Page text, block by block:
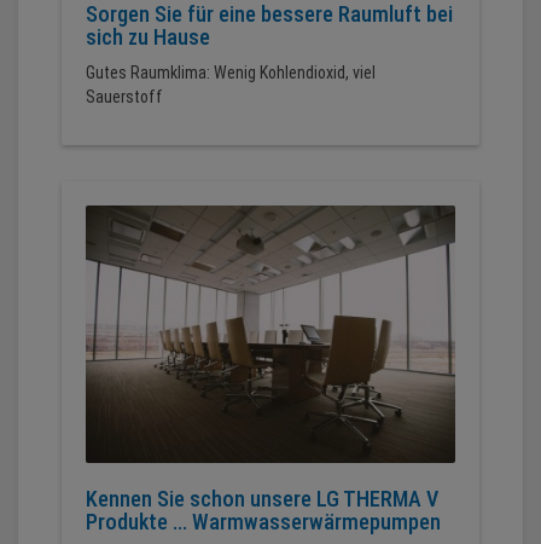
Sorgen Sie für eine bessere Raumluft bei
sich zu Hause
Gutes Raumklima: Wenig Kohlendioxid, viel
Sauerstoff
Kennen Sie schon unsere LG THERMA V
Produkte ... Warmwasserwärmepumpen